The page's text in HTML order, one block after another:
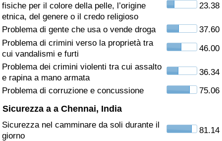
fisiche per il colore della pelle, l’origine
etnica, del genere o il credo religioso
23.38
Problema di gente che usa o vende droga
37.60
Problema di crimini verso la proprietà tra
cui vandalismi e furti
46.00
Problema dei crimini violenti tra cui assalto
e rapina a mano armata
36.34
Problema di corruzione e concussione
75.06
Sicurezza a a Chennai, India
Sicurezza nel camminare da soli durante il
giorno
81.14
Indice dell’Assistenza Sanitaria per
Nazione
Inquinamento
Indice dell’Inquinamento (Corrente)
Indice dell’Inquinamento per Nazione